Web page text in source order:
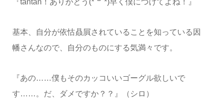
基本、自分が依怙贔屓されていることを知っている因
幡さんなので、自分のものにする気満々です。
『あの……僕もそのカッコいいゴーグル欲しいで
す……。だ、ダメですか？？』（シロ）